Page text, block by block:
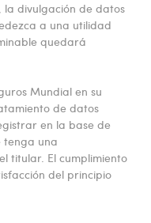
la divulgación de datos
a una utilidad
quedará
Mundial en su
de datos
en la base de
tenga una
titular. El cumplimiento
del principio